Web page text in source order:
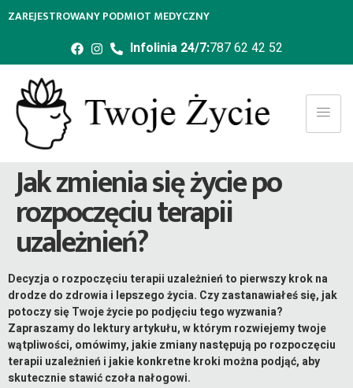
ZAREJESTROWANY PODMIOT MEDYCZNY
Infolinia 24/7:787 62 42 52
Jak zmienia się życie po
rozpoczęciu terapii
uzależnień?
Decyzja o rozpoczęciu terapii uzależnień to pierwszy krok na
drodze do zdrowia i lepszego życia. Czy zastanawiałeś się, jak
potoczy się Twoje życie po podjęciu tego wyzwania?
Zapraszamy do lektury artykułu, w którym rozwiejemy twoje
wątpliwości, omówimy, jakie zmiany następują po rozpoczęciu
terapii uzależnień i jakie konkretne kroki można podjąć, aby
skutecznie stawić czoła nałogowi.